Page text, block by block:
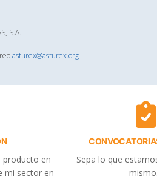
S.A.
asturex@asturex.org
producto en
mi sector en
Sepa lo que